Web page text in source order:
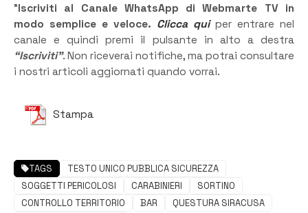
”Iscriviti al Canale WhatsApp di Webmarte TV in
modo semplice e veloce. Clicca quiper entrare nel
canale e quindi premi il pulsante in alto a destra
“Iscriviti”. Non riceverai notifiche, ma potrai consultare
i nostri articoli aggiornati quando vorrai.
Stampa
TAGS
TESTO UNICO PUBBLICA SICUREZZA
SOGGETTI PERICOLOSI
CARABINIERI
SORTINO
CONTROLLO TERRITORIO
BAR
QUESTURA SIRACUSA